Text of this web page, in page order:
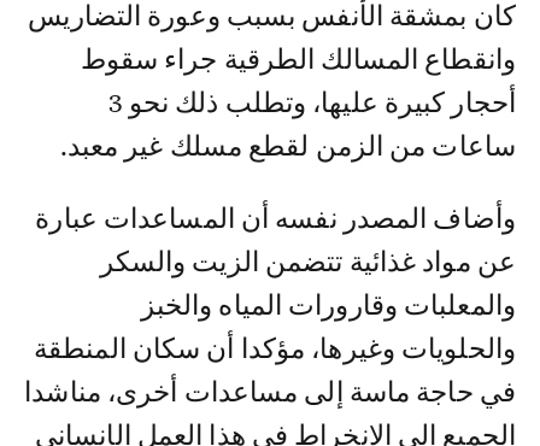
كان بمشقة الأنفس بسبب وعورة التضاريس
وانقطاع المسالك الطرقية جراء سقوط
أحجار كبيرة عليها، وتطلب ذلك نحو 3
ساعات من الزمن لقطع مسلك غير معبد.
وأضاف المصدر نفسه أن المساعدات عبارة
عن مواد غذائية تتضمن الزيت والسكر
والمعلبات وقارورات المياه والخبز
والحلويات وغيرها، مؤكدا أن سكان المنطقة
في حاجة ماسة إلى مساعدات أخرى، مناشدا
الجميع إلى الانخراط في هذا العمل الإنساني